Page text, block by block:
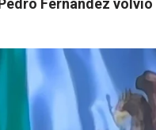
Fernández